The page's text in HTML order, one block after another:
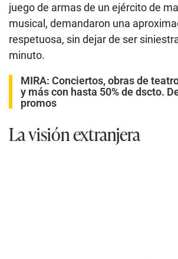
juego de armas de un ejército de
musical, demandaron una
respetuosa, sin dejar de ser
minuto.
MIRA: Conciertos, obras de
y más con hasta 50% de dscto.
promos
La visión extranjera